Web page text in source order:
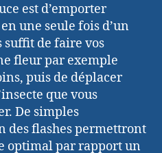
est d’emporter
une seule fois d’un
suffit de faire vos
fleur par exemple
puis de déplacer
que vous
De simples
des flashes permettront
optimal par rapport un